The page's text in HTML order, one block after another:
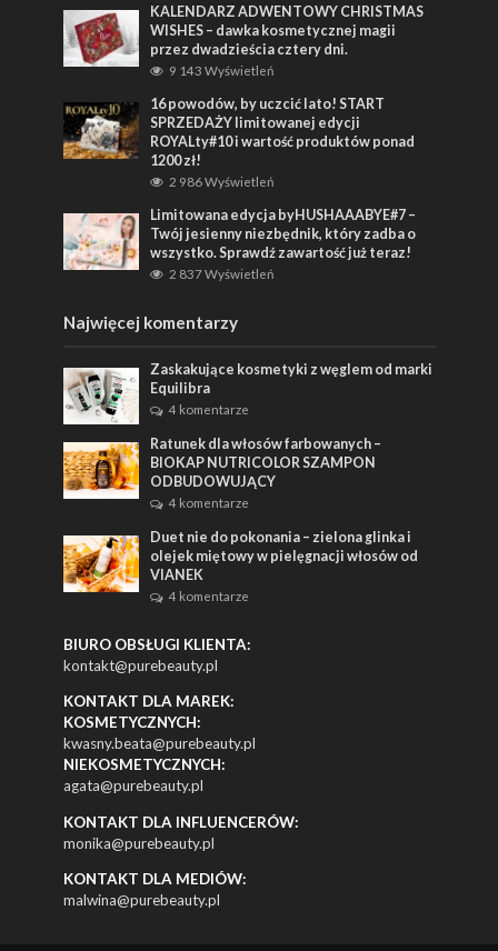
KALENDARZ ADWENTOWY CHRISTMAS
WISHES – dawka kosmetycznej magii
przez dwadzieścia cztery dni.
9 143 Wyświetleń
16 powodów, by uczcić lato! START
SPRZEDAŻY limitowanej edycji
ROYALty#10 i wartość produktów ponad
1200 zł!
2 986 Wyświetleń
Limitowana edycja byHUSHAAABYE#7 –
Twój jesienny niezbędnik, który zadba o
wszystko. Sprawdź zawartość już teraz!
2 837 Wyświetleń
Najwięcej komentarzy
Zaskakujące kosmetyki z węglem od marki
Equilibra
4 komentarze
Ratunek dla włosów farbowanych –
BIOKAP NUTRICOLOR SZAMPON
ODBUDOWUJĄCY
4 komentarze
Duet nie do pokonania – zielona glinka i
olejek miętowy w pielęgnacji włosów od
VIANEK
4 komentarze
BIURO OBSŁUGI KLIENTA:
kontakt@purebeauty.pl
KONTAKT DLA MAREK:
KOSMETYCZNYCH:
kwasny.beata@purebeauty.pl
NIEKOSMETYCZNYCH:
agata@purebeauty.pl
KONTAKT DLA INFLUENCERÓW:
monika@purebeauty.pl
KONTAKT DLA MEDIÓW:
malwina@purebeauty.pl